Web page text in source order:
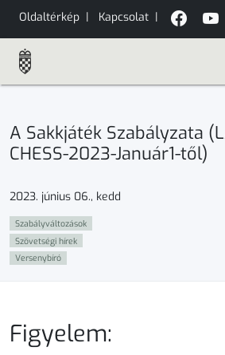
Oldaltérkép | Kapcsolat |
A Sakkjáték Szabályzata
CHESS-2023-Január1-től)
2023. június 06., kedd
Szabályváltozások
Szövetségi hírek
Versenybíró
Figyelem: